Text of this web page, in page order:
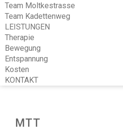
Team Moltkestrasse
Team Kadettenweg
LEISTUNGEN
Therapie
Bewegung
Entspannung
Kosten
KONTAKT
MTT